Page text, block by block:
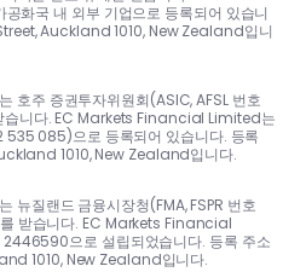
화국 내 외부 기업으로 등록되어 있습니
Auckland 1010, New Zealand입니
주 증권투자위원회(ASIC, AFSL 번호
습니다. EC Markets Financial Limited는
535 085)으로 등록되어 있습니다. 등록
1010, New Zealand입니다.
질랜드 금융시장청(FMA, FSPR 번호
받습니다. EC Markets Financial
으로 설립되었습니다. 등록 주소
1010, New Zealand입니다.